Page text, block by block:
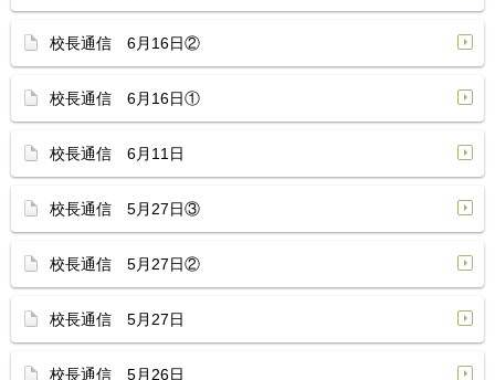
校長通信 6月16日②
校長通信 6月16日①
校長通信 6月11日
校長通信 5月27日③
校長通信 5月27日②
校長通信 5月27日
校長通信 5月26日